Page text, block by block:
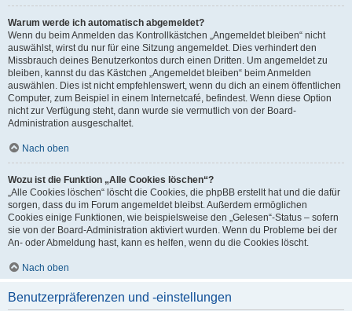
Warum werde ich automatisch abgemeldet?
Wenn du beim Anmelden das Kontrollkästchen „Angemeldet bleiben“ nicht
auswählst, wirst du nur für eine Sitzung angemeldet. Dies verhindert den
Missbrauch deines Benutzerkontos durch einen Dritten. Um angemeldet zu
bleiben, kannst du das Kästchen „Angemeldet bleiben“ beim Anmelden
auswählen. Dies ist nicht empfehlenswert, wenn du dich an einem öffentlichen
Computer, zum Beispiel in einem Internetcafé, befindest. Wenn diese Option
nicht zur Verfügung steht, dann wurde sie vermutlich von der Board-
Administration ausgeschaltet.
Nach oben
Wozu ist die Funktion „Alle Cookies löschen“?
„Alle Cookies löschen“ löscht die Cookies, die phpBB erstellt hat und die dafür
sorgen, dass du im Forum angemeldet bleibst. Außerdem ermöglichen
Cookies einige Funktionen, wie beispielsweise den „Gelesen“-Status – sofern
sie von der Board-Administration aktiviert wurden. Wenn du Probleme bei der
An- oder Abmeldung hast, kann es helfen, wenn du die Cookies löscht.
Nach oben
Benutzerpräferenzen und -einstellungen